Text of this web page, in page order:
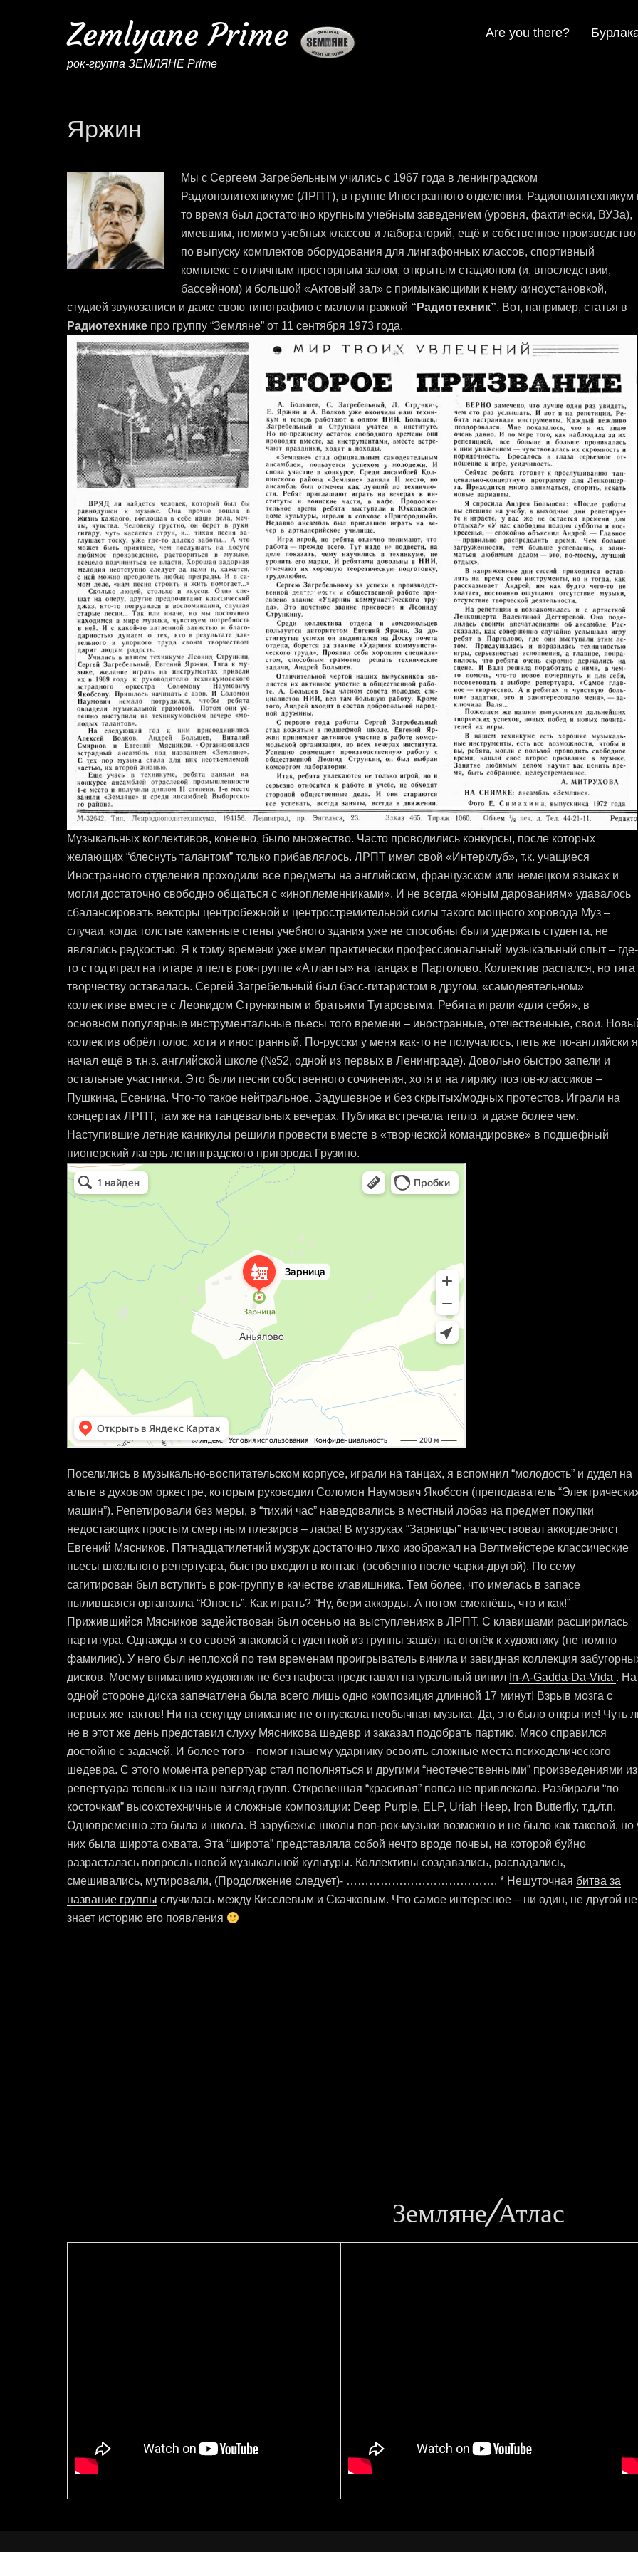
Zemlyane Prime
рок-группа ЗЕМЛЯНЕ Prime
Are you there?
Яржин
Мы с Сергеем Загребельным учились с 1967 года в ленинградском
Радиополитехникуме (ЛРПТ), в группе Иностранного отделения. Радиополитехникум
то время был достаточно крупным учебным заведением (уровня, фактически, ВУЗа),
имевшим, помимо учебных классов и лабораторий, ещё и собственное производство
по выпуску комплектов оборудования для лингафонных классов, спортивный
комплекс с отличным просторным залом, открытым стадионом (и, впоследствии,
бассейном) и большой «Актовый зал» с примыкающими к нему киноустановкой,
студией звукозаписи и даже свою типографию с малолитражкой “Радиотехник”. Вот, например, статья в
Радиотехнике про группу “Земляне” от 11 сентября 1973 года.
Музыкальных коллективов, конечно, было множество. Часто проводились конкурсы, после которых
желающих “блеснуть талантом” только прибавлялось. ЛРПТ имел свой «Интерклуб», т.к. учащиеся
Иностранного отделения проходили все предметы на английском, французском или немецком языках и
могли достаточно свободно общаться с «иноплеменниками». И не всегда «юным дарованиям» удавалось
сбалансировать векторы центробежной и центростремительной силы такого мощного хоровода Муз –
случаи, когда толстые каменные стены учебного здания уже не способны были удержать студента, не
являлись редкостью. Я к тому времени уже имел практически профессиональный музыкальный опыт – где-
то с год играл на гитаре и пел в рок-группе «Атланты» на танцах в Парголово. Коллектив распался, но тяга
творчеству оставалась. Сергей Загребельный был басс-гитаристом в другом, «самодеятельном»
коллективе вместе с Леонидом Стрункиным и братьями Тугаровыми. Ребята играли «для себя», в
основном популярные инструментальные пьесы того времени – иностранные, отечественные, свои.
коллектив обрёл голос, хотя и иностранный. По-русски у меня как-то не получалось, петь же по-английски я
начал ещё в т.н.з. английской школе (№52, одной из первых в Ленинграде). Довольно быстро запели и
остальные участники. Это были песни собственного сочинения, хотя и на лирику поэтов-классиков –
Пушкина, Есенина. Что-то такое нейтральное. Задушевное и без скрытых/модных протестов. Играли на
концертах ЛРПТ, там же на танцевальных вечерах. Публика встречала тепло, и даже более чем.
Наступившие летние каникулы решили провести вместе в «творческой командировке» в подшефный
пионерский лагерь ленинградского пригорода Грузино.
Зарница
Дом отдыха в Санкт‑Петербурге и Ленинградской области
Поселились в музыкально-воспитательском корпусе, играли на танцах, я вспомнил “молодость” и дудел на
альте в духовом оркестре, которым руководил Соломон Наумович Якобсон (преподаватель
машин”). Репетировали без меры, в “тихий час” наведовались в местный лобаз на предмет покупки
недостающих простым смертным плезиров – лафа! В музруках “Зарницы” наличествовал аккордеонист
Евгений Мясников. Пятнадцатилетний музрук достаточно лихо изображал на Велтмейстере классические
пьесы школьного репертуара, быстро входил в контакт (особенно после чарки-другой). По сему
сагитирован был вступить в рок-группу в качестве клавишника. Тем более, что имелась в запасе
пылившаяся органолла “Юность”. Как играть? “Ну, бери аккорды. А потом смекнёшь, что и как!”
Прижившийся Мясников задействован был осенью на выступлениях в ЛРПТ. С клавишами расширилась
партитура. Однажды я со своей знакомой студенткой из группы зашёл на огонёк к художнику (не помню
фамилию). У него был неплохой по тем временам проигрыватель винила и завидная коллекция
дисков. Моему вниманию художник не без пафоса представил натуральный винил In-A-Gadda-Da-Vida . На
одной стороне диска запечатлена была всего лишь одно композиция длинной 17 минут! Взрыв мозга с
первых же тактов! Ни на секунду внимание не отпускала необычная музыка. Да, это было открытие! Чуть
не в этот же день представил слуху Мясникова шедевр и заказал подобрать партию. Мясо справился
достойно с задачей. И более того – помог нашему ударнику освоить сложные места психоделического
шедевра. С этого момента репертуар стал пополняться и другими “неотечественными” произведениями из
репертуара топовых на наш взгляд групп. Откровенная “красивая” попса не привлекала. Разбирали “по
косточкам” высокотехничные и сложные композиции: Deep Purple, ELP, Uriah Heep, Iron Butterfly, т.д./т.п.
Одновременно это была и школа. В зарубежье школы поп-рок-музыки возможно и не было как таковой, но
них была широта охвата. Эта “широта” представляла собой нечто вроде почвы, на которой буйно
разрасталась попросль новой музыкальной культуры. Коллективы создавались, распадались,
смешивались, мутировали, (Продолжение следует)- …………………………………. * Нешуточная битва за
название группы случилась между Киселевым и Скачковым. Что самое интересное – ни один, не другой не
знает историю его появления
Земляне/Атлас